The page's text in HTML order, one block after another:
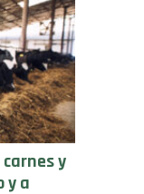
y
y a